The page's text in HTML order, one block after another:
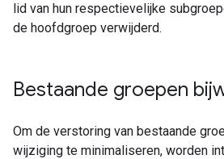
lid van hun respectievelijke
de hoofdgroep verwijderd.
Bestaande groepen
Om de verstoring van bestaande
wijziging te minimaliseren, worden